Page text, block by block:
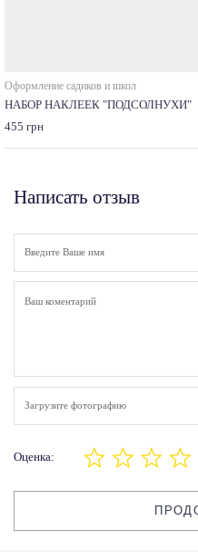
Оформление садиков и школ
НАБОР НАКЛЕЕК "ПОДСОЛНУХИ"
455 грн
Написать отзыв
Загрузите фотографию
Оценка: